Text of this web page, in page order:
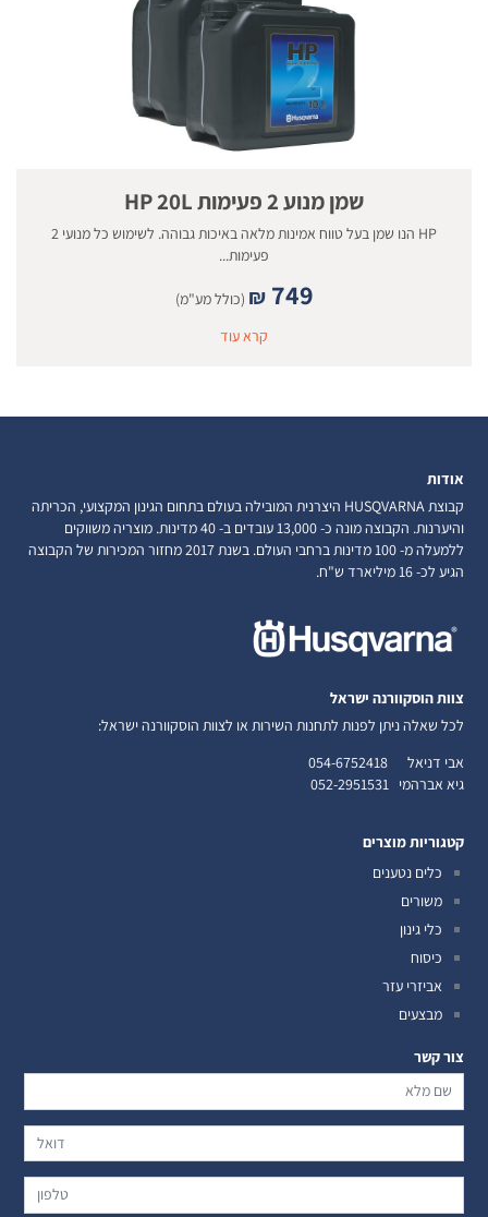
שמן מנוע 2 פעימות HP 20L
HP הנו שמן בעל טווח אמינות מלאה באיכות גבוהה. לשימוש כל מנועי 2
פעימות...
₪ 749
(כולל מע"מ)
קרא עוד
אודות
קבוצת HUSQVARNA היצרנית המובילה בעולם בתחום הגינון המקצועי, הכריתה
והיערנות. הקבוצה מונה כ- 13,000 עובדים ב- 40 מדינות. מוצריה משווקים
ללמעלה מ- 100 מדינות ברחבי העולם. בשנת 2017 מחזור המכירות של הקבוצה
הגיע לכ- 16 מיליארד ש"ח.
צוות הוסקוורנה ישראל
לכל שאלה ניתן לפנות לתחנות השירות או לצוות הוסקוורנה ישראל:
אבי דניאל 054-6752418
גיא אברהמי 052-2951531
קטגוריות מוצרים
כלים נטענים
משורים
כלי גינון
כיסוח
אביזרי עזר
מבצעים
צור קשר